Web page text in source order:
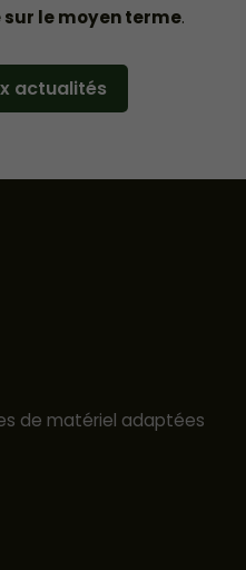
le moyen terme.
actualités
de matériel adaptées